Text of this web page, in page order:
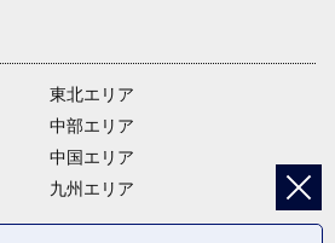
東北エリア
中部エリア
中国エリア
九州エリア